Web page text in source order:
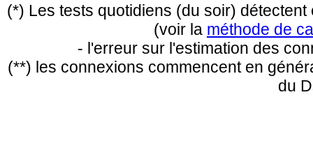
(*) Les tests quotidiens (du soir)
(voir la méthode de
- l'erreur sur l'estimation des
(**) les connexions commencent en
du